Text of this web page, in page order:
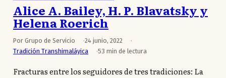
Alice A. Bailey, H. P. Blavatsky y
Helena Roerich
Por Grupo de Servicio
24 junio, 2022
Tradición Transhimaláyica
53 min de lectura
Fracturas entre los seguidores de tres tradiciones: La